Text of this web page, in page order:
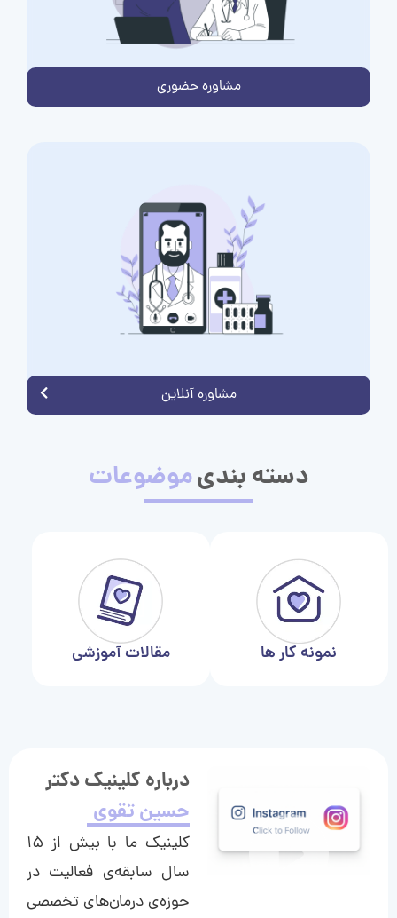
مشاوره حضوری
مشاوره آنلاین
دسته بندیموضوعات
نمونه کار ها مقالات آموزشی
درباره کلینیک دکتر
حسین تقوی
کلینیک ما با بیش از ۱۵
سال سابقه‌ی فعالیت در
حوزه‌ی درمان‌های تخصصی